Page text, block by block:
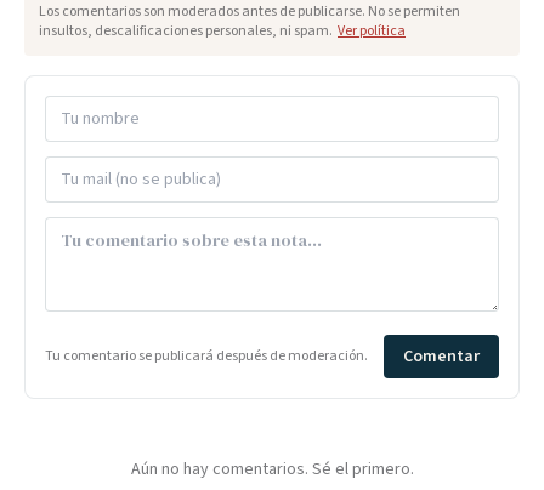
Los comentarios son moderados antes de publicarse. No se permiten
insultos, descalificaciones personales, ni spam. Ver política
Tu comentario se publicará después de moderación. Comentar
Aún no hay comentarios. Sé el primero.